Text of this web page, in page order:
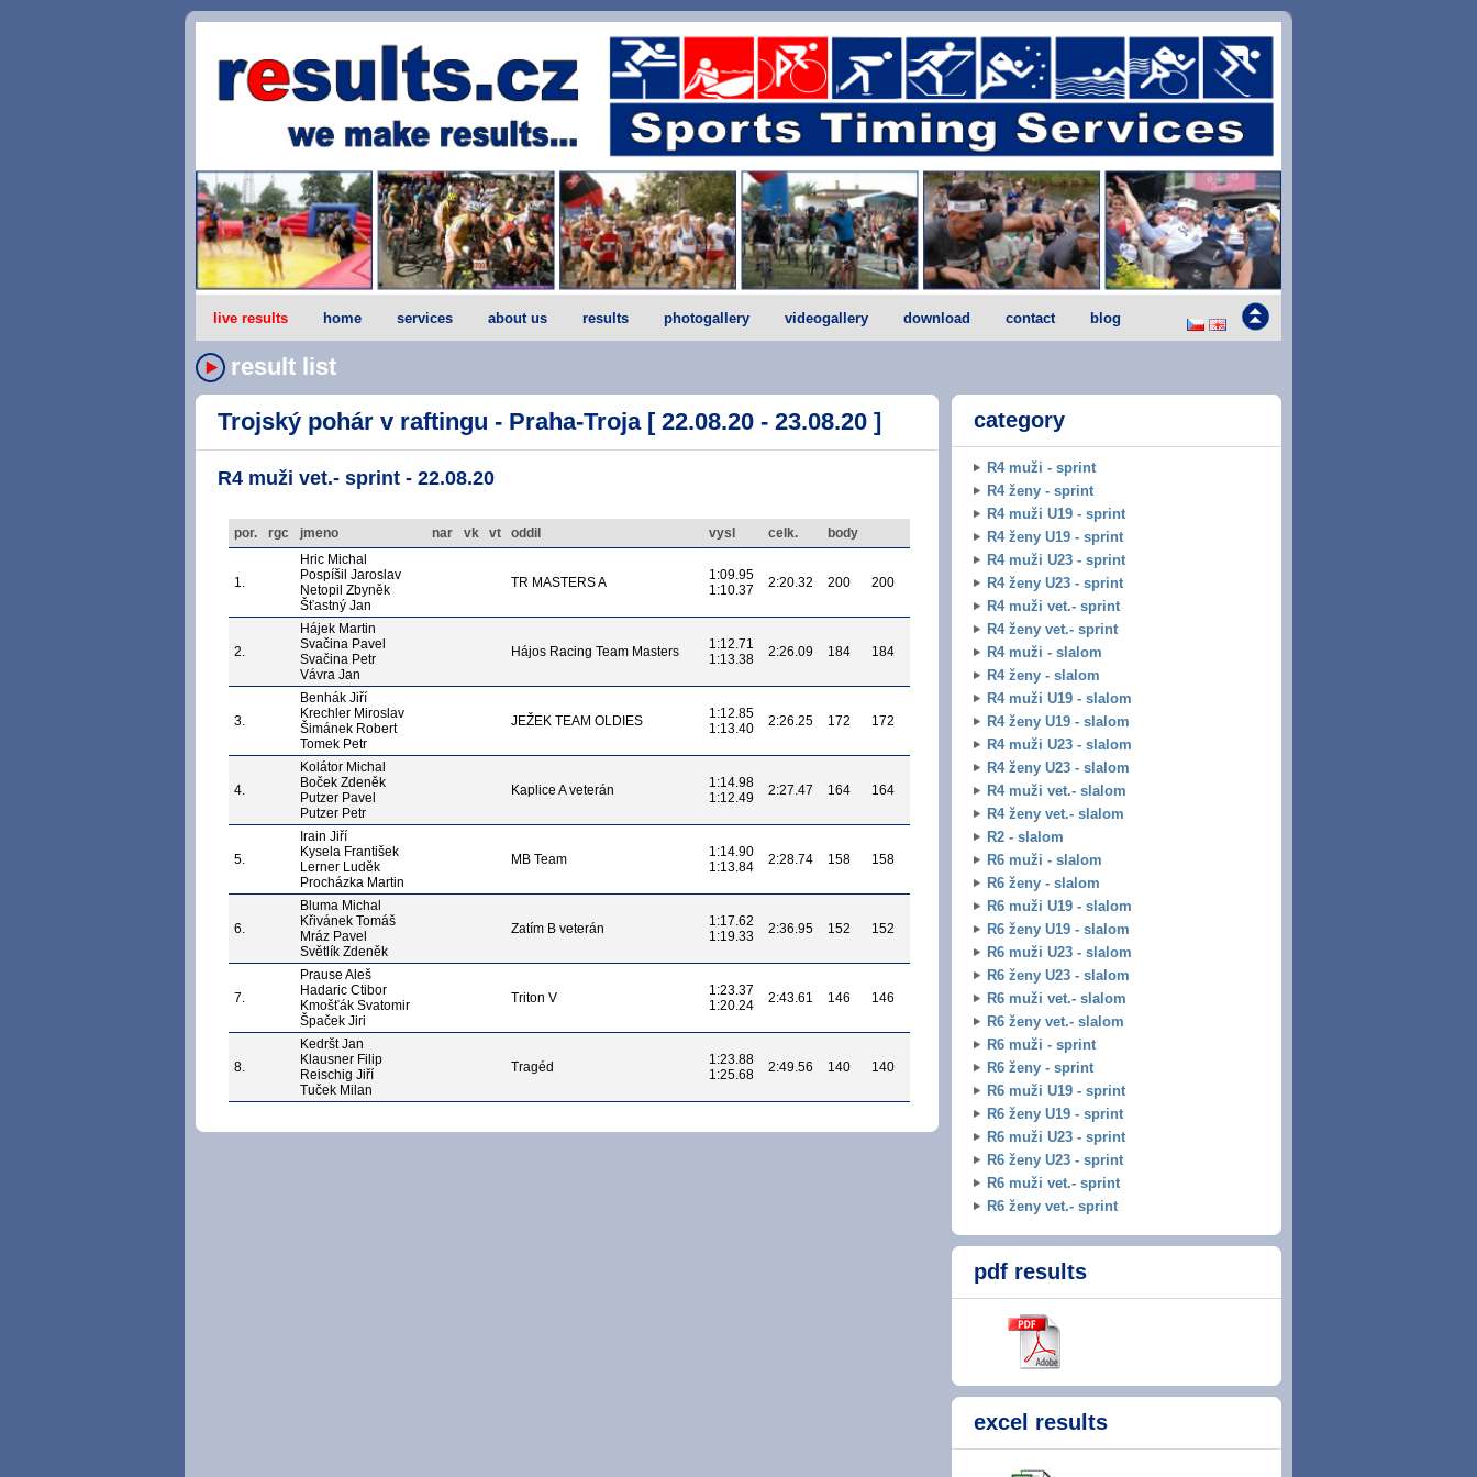
live results home services about us results photogallery videogallery download contact blog
result list
Trojský pohár v raftingu - Praha-Troja [ 22.08.20 - 23.08.20 ]
R4 muži vet.- sprint - 22.08.20
por. rgc jmeno nar vk vt oddil vysl celk. body
1.
Hric Michal
Pospíšil Jaroslav
Netopil Zbyněk
Šťastný Jan
TR MASTERS A
1:09.95
1:10.37
2:20.32 200 200
2.
Hájek Martin
Svačina Pavel
Svačina Petr
Vávra Jan
Hájos Racing Team Masters
1:12.71
1:13.38
2:26.09 184 184
3.
Benhák Jiří
Krechler Miroslav
Šimánek Robert
Tomek Petr
JEŽEK TEAM OLDIES
1:12.85
1:13.40
2:26.25 172 172
4.
Kolátor Michal
Boček Zdeněk
Putzer Pavel
Putzer Petr
Kaplice A veterán
1:14.98
1:12.49
2:27.47 164 164
5.
Irain Jiří
Kysela František
Lerner Luděk
Procházka Martin
MB Team
1:14.90
1:13.84
2:28.74 158 158
6.
Bluma Michal
Křivánek Tomáš
Mráz Pavel
Světlík Zdeněk
Zatím B veterán
1:17.62
1:19.33
2:36.95 152 152
7.
Prause Aleš
Hadaric Ctibor
Kmošťák Svatomir
Špaček Jiri
Triton V
1:23.37
1:20.24
2:43.61 146 146
8.
Kedršt Jan
Klausner Filip
Reischig Jiří
Tuček Milan
Tragéd
1:23.88
1:25.68
2:49.56 140 140
category
R4 muži - sprint
R4 ženy - sprint
R4 muži U19 - sprint
R4 ženy U19 - sprint
R4 muži U23 - sprint
R4 ženy U23 - sprint
R4 muži vet.- sprint
R4 ženy vet.- sprint
R4 muži - slalom
R4 ženy - slalom
R4 muži U19 - slalom
R4 ženy U19 - slalom
R4 muži U23 - slalom
R4 ženy U23 - slalom
R4 muži vet.- slalom
R4 ženy vet.- slalom
R2 - slalom
R6 muži - slalom
R6 ženy - slalom
R6 muži U19 - slalom
R6 ženy U19 - slalom
R6 muži U23 - slalom
R6 ženy U23 - slalom
R6 muži vet.- slalom
R6 ženy vet.- slalom
R6 muži - sprint
R6 ženy - sprint
R6 muži U19 - sprint
R6 ženy U19 - sprint
R6 muži U23 - sprint
R6 ženy U23 - sprint
R6 muži vet.- sprint
R6 ženy vet.- sprint
pdf results
excel results